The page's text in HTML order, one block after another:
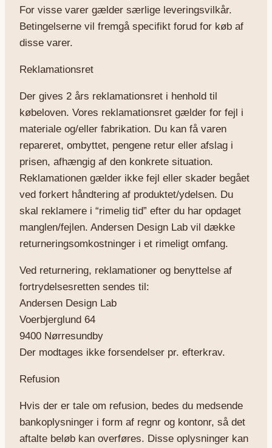
For visse varer gælder særlige leveringsvilkår.
Betingelserne vil fremgå specifikt forud for køb af
disse varer.
Reklamationsret
Der gives 2 års reklamationsret i henhold til
købeloven. Vores reklamationsret gælder for fejl i
materiale og/eller fabrikation. Du kan få varen
repareret, ombyttet, pengene retur eller afslag i
prisen, afhængig af den konkrete situation.
Reklamationen gælder ikke fejl eller skader begået
ved forkert håndtering af produktet/ydelsen. Du
skal reklamere i “rimelig tid” efter du har opdaget
manglen/fejlen. Andersen Design Lab vil dække
returneringsomkostninger i et rimeligt omfang.
Ved returnering, reklamationer og benyttelse af
fortrydelsesretten sendes til:
Andersen Design Lab
Voerbjerglund 64
9400 Nørresundby
Der modtages ikke forsendelser pr. efterkrav.
Refusion
Hvis der er tale om refusion, bedes du medsende
bankoplysninger i form af regnr og kontonr, så det
aftalte beløb kan overføres. Disse oplysninger kan